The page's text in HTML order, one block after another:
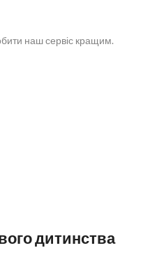
наш сервіс кращим.
дитинства